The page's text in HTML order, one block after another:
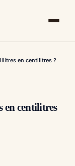
en centilitres ?
centilitres